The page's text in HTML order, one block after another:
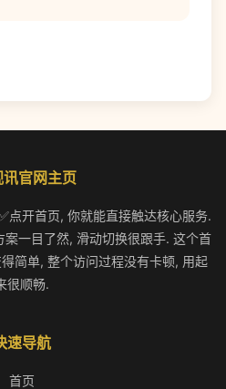
讯官网主页
点开首页, 你就能直接触达核心服务.
一目了然, 滑动切换很跟手. 这个首
简单, 整个访问过程没有卡顿, 用起
很顺畅.
速导航
首页